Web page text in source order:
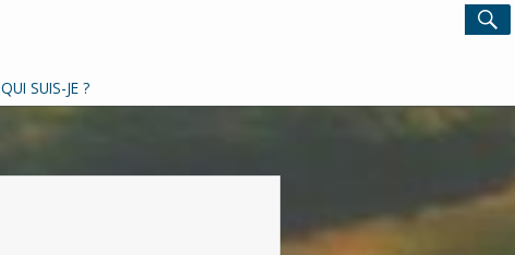
QUI SUIS-JE ?
Search
for: